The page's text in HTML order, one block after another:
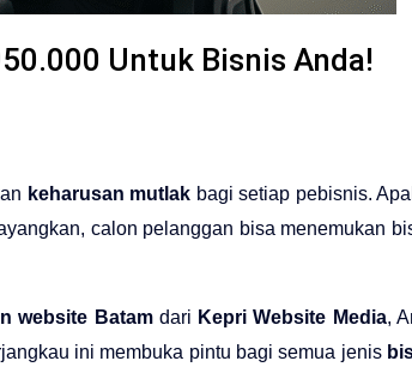
Untuk Bisnis Anda!
keharusan mutlak bagi setiap pebisnis.
calon pelanggan bisa menemukan
website Batamdari Kepri Website Media,
ini membuka pintu bagi semua jenis